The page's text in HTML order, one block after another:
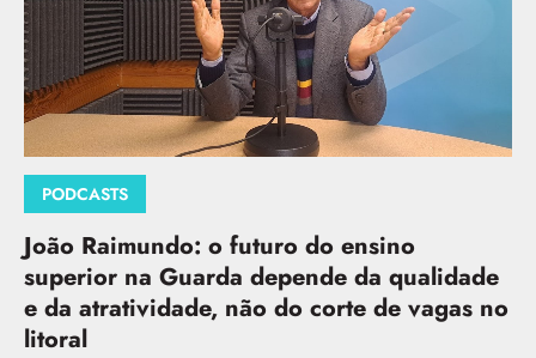
PODCASTS
João Raimundo: o futuro do ensino
superior na Guarda depende da qualidade
e da atratividade, não do corte de vagas no
litoral